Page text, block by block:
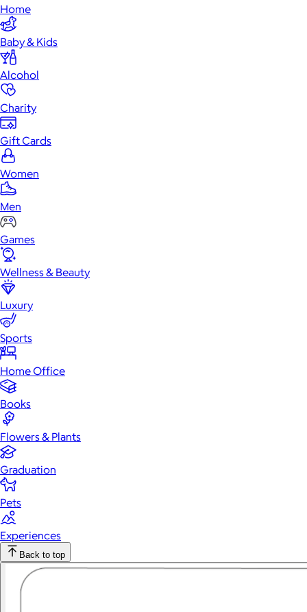
Home
Baby & Kids
Alcohol
Charity
Gift Cards
Women
Men
Games
Wellness & Beauty
Luxury
Sports
Home Office
Books
Flowers & Plants
Graduation
Pets
Experiences
Back to top